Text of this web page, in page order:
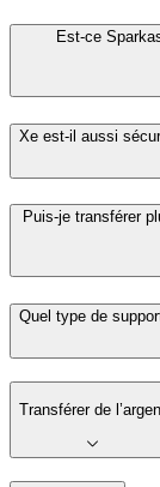
Est-ce
Xe est-il aussi
Puis-je transférer
Quel type de
Transférer de